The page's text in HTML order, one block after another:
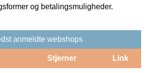
og betalingsmuligheder.
anmeldte webshops
Stjerner Link